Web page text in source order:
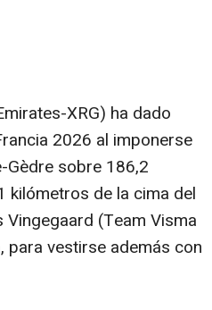
XRG) ha dado
2026 al imponerse
Gèdre sobre 186,2
kilómetros de la cima del
(Team Visma
para vestirse además con